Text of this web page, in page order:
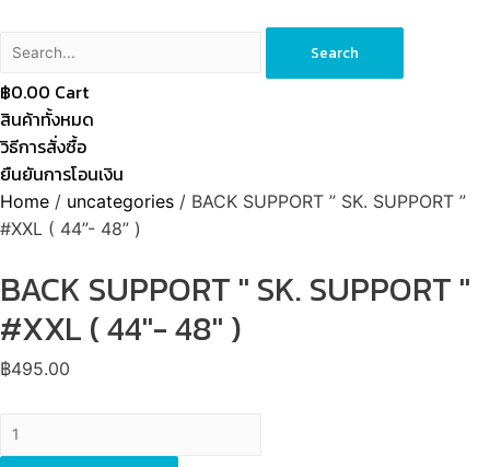
Search
฿0.00 Cart
สินค้าทั้งหมด
วิธีการสั่งซื้อ
ยืนยันการโอนเงิน
Home / uncategories / BACK SUPPORT ” SK. SUPPORT ”
#XXL ( 44”- 48” )
BACK SUPPORT '' SK. SUPPORT ''
#XXL ( 44''- 48'' )
฿495.00
BACK
SUPPORT